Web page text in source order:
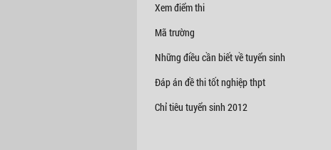
Xem điểm thi
Mã trường
Những điều cần biết về tuyển sinh
Đáp án đề thi tốt nghiệp thpt
Chỉ tiêu tuyển sinh 2012